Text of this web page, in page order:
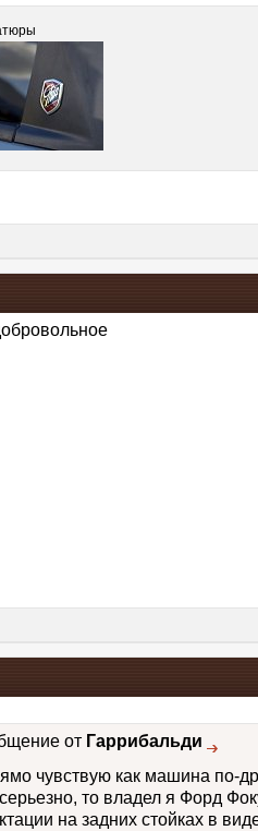
от Гаррибальди
чувствую как машина по-
то владел я Форд
на задних стойках в